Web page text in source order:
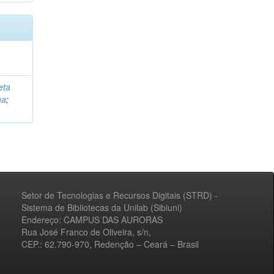
;
Setor de Tecnologias e Recursos Digitais (STRD) -
Sistema de Bibliotecas da Unilab (Sibiuni)
Endereço: CAMPUS DAS AURORAS
Rua José Franco de Oliveira, s/n,
CEP.: 62.790-970, Redenção – Ceará – Brasil